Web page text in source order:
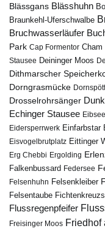
Blässgans Blässhuhn
Braunkehl-Uferschwalbe
Bruchwasserläufer
Park Cap Formentor Cham
Stausee Deininger Moos
Dithmarscher
Dorngrasmücke
Drosselrohrsänger
Echinger Stausee Eibsee
Eidersperrwerk Einfarbstar
Eisvogelbrutplatz Eittinger
Erg Chebbi Ergolding
Falkenbussard Federsee
Felsenhuhn Felsenkleiber
Felsentaube
Flussregenpfeifer
Freisinger Moos Friedhof